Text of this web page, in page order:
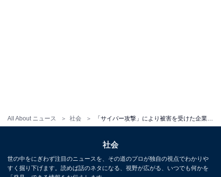
All About ニュース 社会 「サイバー攻撃」により被害を受けた企業が多い国ランキング…1位「コロンビア」、2位は？ 日本は何位？
社会
世の中をにぎわず注目のニュースを、その道のプロが独自の視点でわかりや
すく掘り下げます。読めば話のネタになる、視野が広がる、いつでも何かを